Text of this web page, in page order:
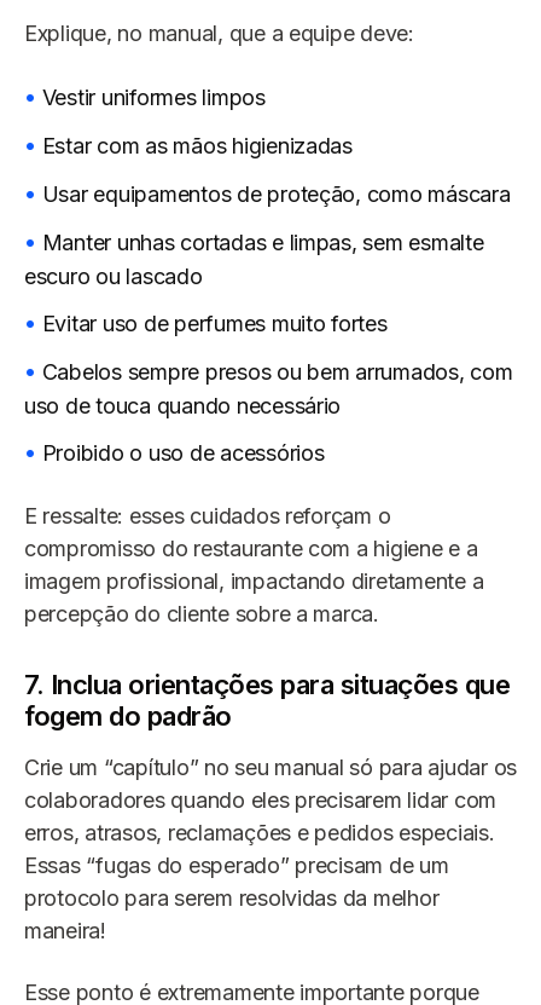
Explique, no manual, que a equipe deve:
Vestir uniformes limpos
Estar com as mãos higienizadas
Usar equipamentos de proteção, como máscara
Manter unhas cortadas e limpas, sem esmalte
escuro ou lascado
Evitar uso de perfumes muito fortes
Cabelos sempre presos ou bem arrumados, com
uso de touca quando necessário
Proibido o uso de acessórios
E ressalte: esses cuidados reforçam o
compromisso do restaurante com a higiene e a
imagem profissional, impactando diretamente a
percepção do cliente sobre a marca.
7. Inclua orientações para situações que
fogem do padrão
Crie um “capítulo” no seu manual só para ajudar os
colaboradores quando eles precisarem lidar com
erros, atrasos, reclamações e pedidos especiais.
Essas “fugas do esperado” precisam de um
protocolo para serem resolvidas da melhor
maneira!
Esse ponto é extremamente importante porque